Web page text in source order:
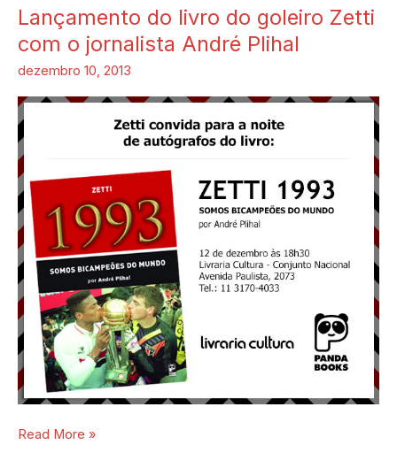
Lançamento do livro do goleiro Zetti
com o jornalista André Plihal
dezembro 10, 2013
Lançamento
do
goleiro
Zetti
com
o
jornalista
André
Plihal
Read More »